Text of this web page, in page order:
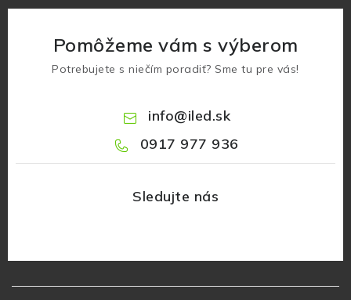
Pomôžeme vám s výberom
Potrebujete s niečím poradiť? Sme tu pre vás!
info@iled.sk
0917 977 936